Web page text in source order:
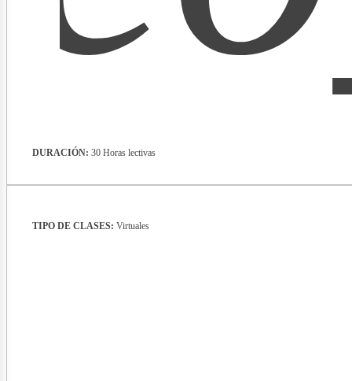
TIPO DE CLASES: Virtuales
DURACIÓN: 30 Horas lectivas